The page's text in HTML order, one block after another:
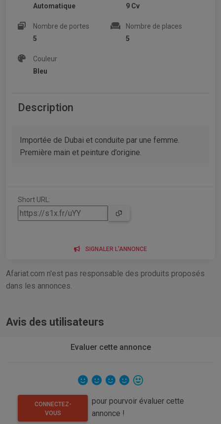
Automatique
9 Cv
Nombre de portes
5
Nombre de places
5
Couleur
Bleu
Description
Importée de Dubai et conduite par une femme.
Première main et peinture d’origine.
Short URL:
SIGNALER L'ANNONCE
Afariat.com n'est pas responsable des produits proposés
dans les annonces.
Avis des utilisateurs
Evaluer cette annonce
CONNECTEZ-
VOUS
pour pourvoir évaluer cette
annonce !